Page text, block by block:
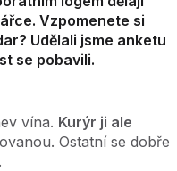
Vzpomenete si
Udělali jsme anketu
se pobavili.
vína. Kurýr ji ale
Ostatní se dobře